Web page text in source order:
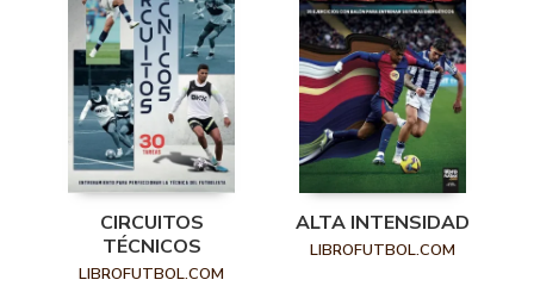
CIRCUITOS
TÉCNICOS
LIBROFUTBOL.COM
ALTA INTENSIDAD
LIBROFUTBOL.COM